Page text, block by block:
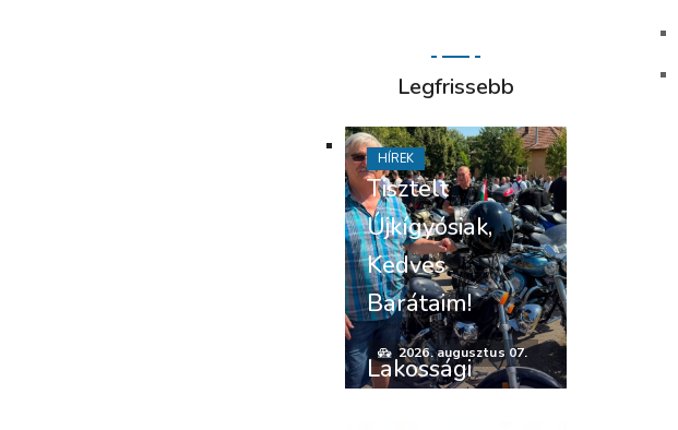
Legfrissebb
Tisztelt
Újkígyósiak,
Kedves
Barátaim!
2026. augusztus 07.
HÍREK
Lakossági